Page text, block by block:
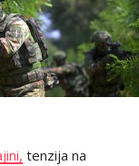
tenzija na